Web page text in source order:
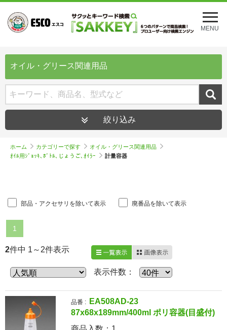
メ
ニ
ュ
を
MENU
オイル・グリース関連用品
絞り込み
ホーム カテゴリーで探す
オイル・グリース関連用品
ｵｲﾙ用ｼﾞｮｯｷ､ﾎﾞﾄﾙ､じょうご､ｵｲﾗｰ
計量容器
部品・アクセサリを除いて表示 廃番品を除いて表示
1
2件中 1～2件表示 一覧表示
表示件数：
品番 :
EA508AD-23
87x68x189mm/400ml ポリ容器(目盛付)